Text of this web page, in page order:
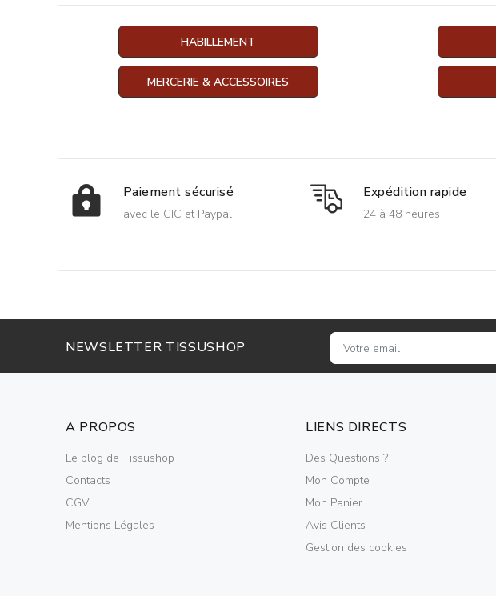
HABILLEMENT
MERCERIE & ACCESSOIRES
Paiement sécurisé
avec le CIC et Paypal
Expédition rapide
24 à 48 heures
NEWSLETTER TISSUSHOP
A PROPOS
Le blog de Tissushop
Contacts
CGV
Mentions Légales
LIENS DIRECTS
Des Questions ?
Mon Compte
Mon Panier
Avis Clients
Gestion des cookies